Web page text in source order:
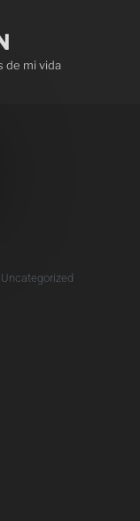
de mi vida
Uncategorized